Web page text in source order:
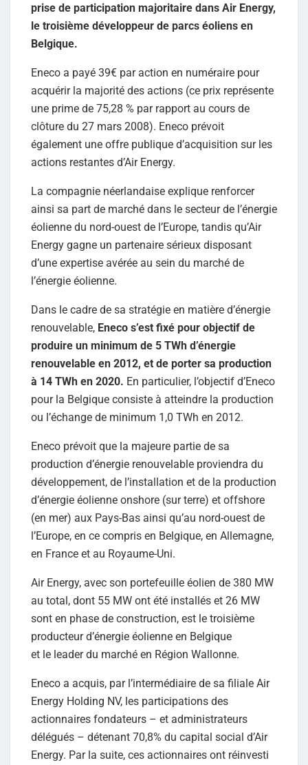
prise de participation majoritaire dans Air Energy,
le troisième développeur de parcs éoliens en
Belgique.
Eneco a payé 39€ par action en numéraire pour
acquérir la majorité des actions (ce prix représente
une prime de 75,28 % par rapport au cours de
clôture du 27 mars 2008). Eneco prévoit
également une offre publique d’acquisition sur les
actions restantes d’Air Energy.
La compagnie néerlandaise explique renforcer
ainsi sa part de marché dans le secteur de l’énergie
éolienne du nord-ouest de l’Europe, tandis qu’Air
Energy gagne un partenaire sérieux disposant
d’une expertise avérée au sein du marché de
l’énergie éolienne.
Dans le cadre de sa stratégie en matière d’énergie
renouvelable, Eneco s’est fixé pour objectif de
produire un minimum de 5 TWh d’énergie
renouvelable en 2012, et de porter sa production
à 14 TWh en 2020. En particulier, l’objectif d’Eneco
pour la Belgique consiste à atteindre la production
ou l’échange de minimum 1,0 TWh en 2012.
Eneco prévoit que la majeure partie de sa
production d’énergie renouvelable proviendra du
développement, de l’installation et de la production
d’énergie éolienne onshore (sur terre) et offshore
(en mer) aux Pays-Bas ainsi qu’au nord-ouest de
l’Europe, en ce compris en Belgique, en Allemagne,
en France et au Royaume-Uni.
Air Energy, avec son portefeuille éolien de 380 MW
au total, dont 55 MW ont été installés et 26 MW
sont en phase de construction, est le troisième
producteur d’énergie éolienne en Belgique
et le leader du marché en Région Wallonne.
Eneco a acquis, par l’intermédiaire de sa filiale Air
Energy Holding NV, les participations des
actionnaires fondateurs – et administrateurs
délégués – détenant 70,8% du capital social d’Air
Energy. Par la suite, ces actionnaires ont réinvesti